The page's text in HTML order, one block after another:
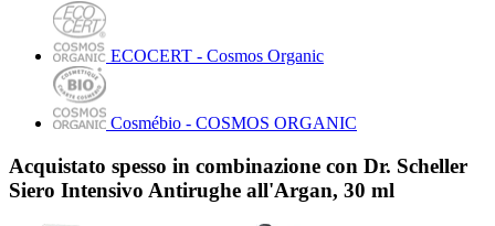
ECOCERT - Cosmos Organic
Cosmébio - COSMOS ORGANIC
Acquistato spesso in combinazione con Dr. Scheller
Siero Intensivo Antirughe all'Argan, 30 ml